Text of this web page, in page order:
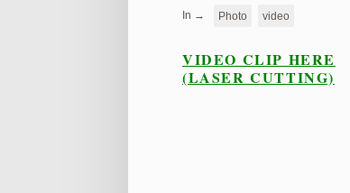
In → Photo video
VIDEO CLIP HERE
(LASER CUTTING)